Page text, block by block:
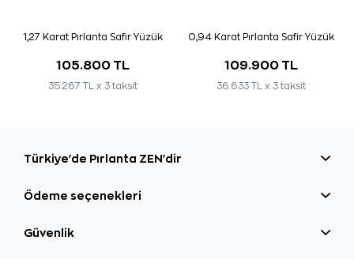
1,27 Karat Pırlanta Safir Yüzük
105.800 TL
35.267 TL x 3 taksit
0,94 Karat Pırlanta Safir Yüzük
109.900 TL
36.633 TL x 3 taksit
Türkiye'de Pırlanta ZEN'dir
Ödeme seçenekleri
Güvenlik